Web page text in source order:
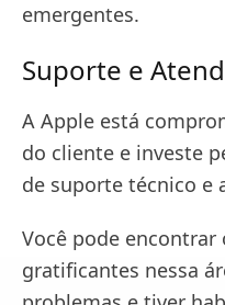
emergentes.
Suporte e
A Apple está
do cliente e investe
de suporte técnico e
Você pode
gratificantes nessa